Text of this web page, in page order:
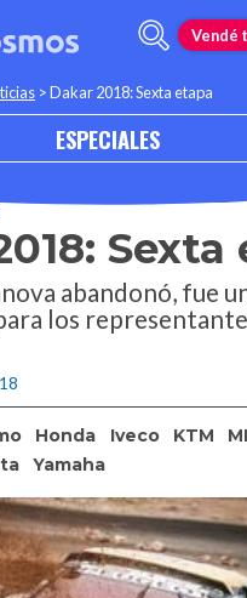
Vendé
>Dakar 2018: Sexta etapa
ESPECIALES
Sexta
abandonó, fue
los
Honda Iveco KTM
Yamaha